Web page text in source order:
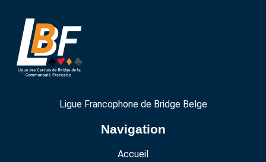
Ligue Francophone de Bridge Belge
Navigation
Accueil